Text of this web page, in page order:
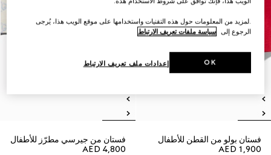
فستان بولو من القطن للأطفال
AED 1,900
فستان من جيرسي مطرّز للأطفال
AED 4,800
.لمزيد من المعلومات حول هذه التقنيات واستخدامها على موقع الويب هذا، يُرجى
الرجوع إلى سياسة ملفات تعريف الارتباط
إعدادات ملف تعريف الارتباط OK